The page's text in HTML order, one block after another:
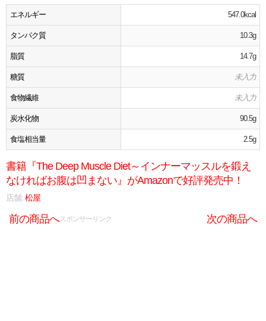
エネルギー 547.0kcal
タンパク質 10.3g
脂質 14.7g
糖質 未入力
食物繊維 未入力
炭水化物 90.5g
食塩相当量 2.5g
書籍『The Deep Muscle Diet～インナーマッスルを鍛え
なければお腹は凹まない』がAmazonで好評発売中！
店舗:松屋
前の商品へ 次の商品へ
スポンサーリンク